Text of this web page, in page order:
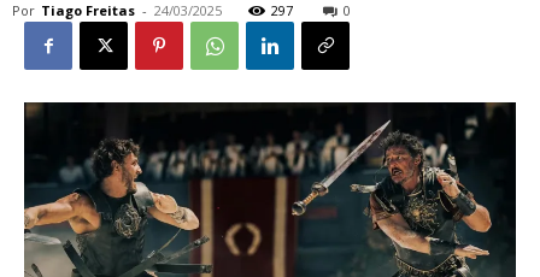
Por Tiago Freitas - 24/03/2025 297 0